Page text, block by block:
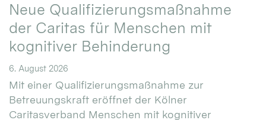
Neue Qualifizierungsmaßnahme
der Caritas für Menschen mit
kognitiver Behinderung
6. August 2026
Mit einer Qualifizierungsmaßnahme zur
Betreuungskraft eröffnet der Kölner
Caritasverband Menschen mit kognitiver